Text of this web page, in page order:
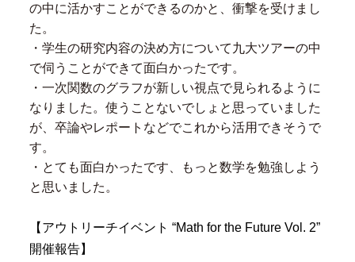
の中に活かすことができるのかと、衝撃を受けまし
た。
・学生の研究内容の決め方について九大ツアーの中
で伺うことができて面白かったです。
・一次関数のグラフが新しい視点で見られるように
なりました。使うことないでしょと思っていました
が、卒論やレポートなどでこれから活用できそうで
す。
・とても面白かったです、もっと数学を勉強しよう
と思いました。
【アウトリーチイベント “Math for the Future Vol. 2”
開催報告】